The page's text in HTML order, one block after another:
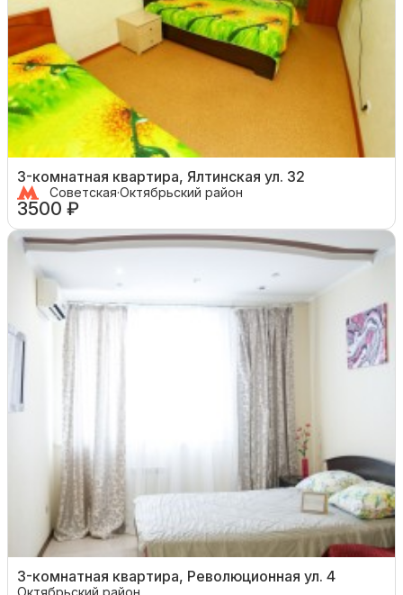
3-комнатная квартира, Ялтинская ул. 32
Советская·Октябрьский район
3500 ₽
3-комнатная квартира, Революционная ул. 4
Октябрьский район